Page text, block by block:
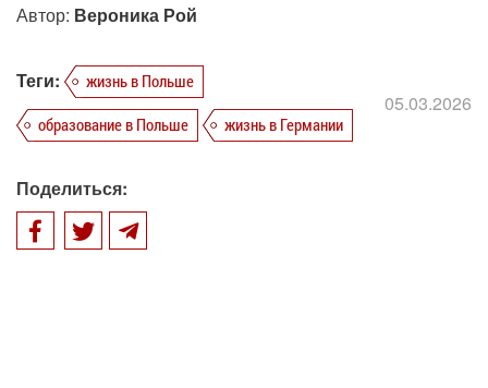
Автор: Вероника Рой
Теги:
жизнь в Польше
образование в Польше
жизнь в Германии
05.03.2026
Поделиться: